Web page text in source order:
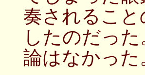
奏されるこ
したのだっ
論はなかった